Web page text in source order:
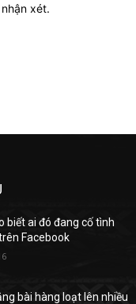
xét.
biết ai đó đang cố tình
Facebook
bài hàng loạt lên nhiều